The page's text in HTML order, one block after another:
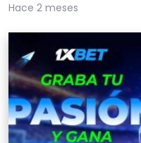
Hace 2 meses